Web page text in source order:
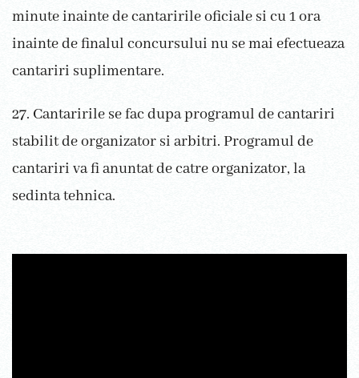
minute inainte de cantaririle oficiale si cu 1 ora
inainte de finalul concursului nu se mai efectueaza
cantariri suplimentare.
27. Cantaririle se fac dupa programul de cantariri
stabilit de organizator si arbitri. Programul de
cantariri va fi anuntat de catre organizator, la
sedinta tehnica.